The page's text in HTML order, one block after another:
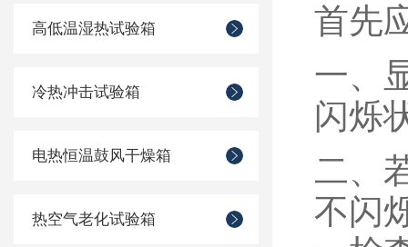
高低温湿热试验箱
冷热冲击试验箱
电热恒温鼓风干燥箱
热空气老化试验箱
首先
一、
闪烁
二、
不闪